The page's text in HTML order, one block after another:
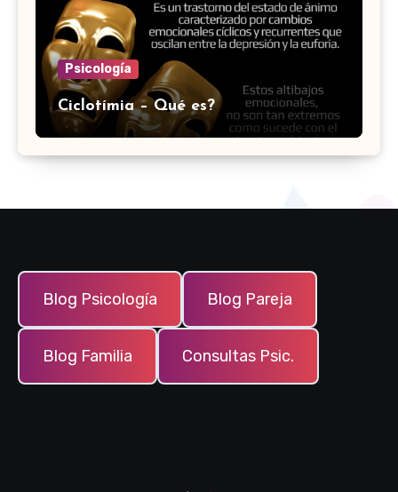
Psicología
Ciclotímia – Qué es?
Blog Psicología Blog Pareja
Blog Familia Consultas Psic.